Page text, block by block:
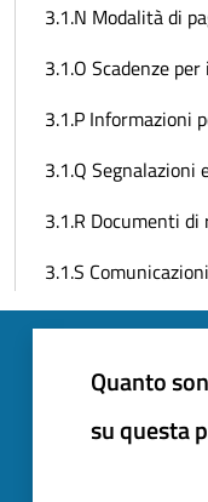
3.1.N Modalità di
3.1.O Scadenze
3.1.P Informazioni
3.1.Q
3.1.R Documenti
3.1.S
Quanto
su questa